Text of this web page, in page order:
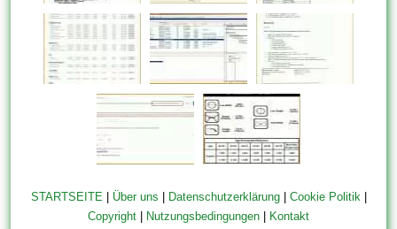
STARTSEITE| Über uns Datenschutzerklärung| Cookie Politik|
Copyright
Nutzungsbedingungen Kontakt